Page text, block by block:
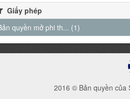
Giấy phép
quyền mở phi th... (1)
2016 © Bản quyền của